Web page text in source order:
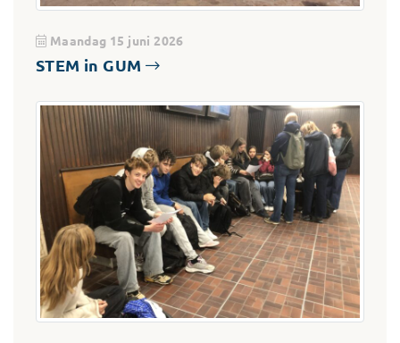
Maandag 15 juni 2026
STEM in GUM